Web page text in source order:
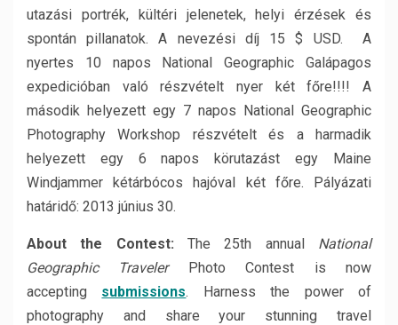
utazási portrék, kültéri jelenetek, helyi érzések és
spontán pillanatok. A nevezési díj 15 $ USD. A
nyertes 10 napos National Geographic Galápagos
expedicióban való részvételt nyer két főre!!!! A
második helyezett egy 7 napos National Geographic
Photography Workshop részvételt és a harmadik
helyezett egy 6 napos körutazást egy Maine
Windjammer kétárbócos hajóval két főre. Pályázati
határidő: 2013 június 30.
About the Contest: The 25th annual National
Geographic TravelerPhoto Contest is now
accepting submissions. Harness the power of
photography and share your stunning travel